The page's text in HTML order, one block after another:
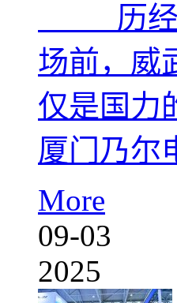
历经长
场前，威
仅是国力
厦门乃
More
09-03
2025